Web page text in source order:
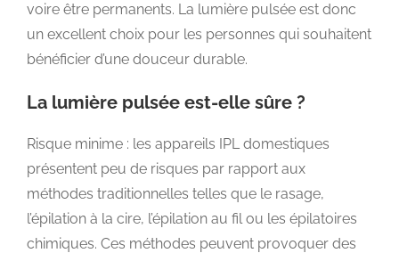
voire être permanents. La lumière pulsée est donc
un excellent choix pour les personnes qui souhaitent
bénéficier d’une douceur durable.
La lumière pulsée est-elle sûre ?
Risque minime : les appareils IPL domestiques
présentent peu de risques par rapport aux
méthodes traditionnelles telles que le rasage,
l’épilation à la cire, l’épilation au fil ou les épilatoires
chimiques. Ces méthodes peuvent provoquer des